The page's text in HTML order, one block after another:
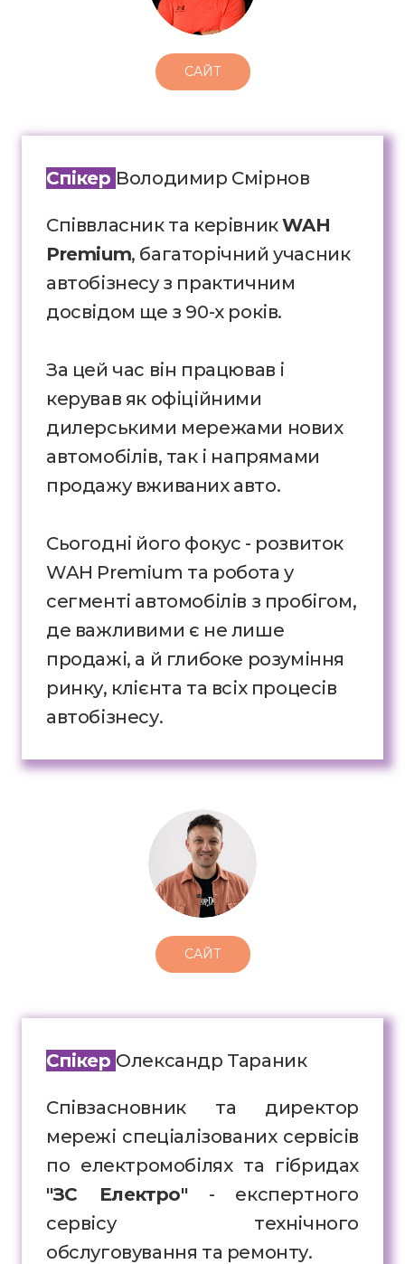
САЙТ
Спікер Володимир Смірнов
Cпіввласник та керівникWAH
Premium, багаторічний учасник
автобізнесу з практичним
досвідом ще з 90-х років.
За цей час він працював і
керував як офіційними
дилерськими мережами нових
автомобілів, так і напрямами
продажу вживаних авто.
Сьогодні його фокус - розвиток
WAH Premium та робота у
сегменті автомобілів з пробігом,
де важливими є не лише
продажі, а й глибоке розуміння
ринку, клієнта та всіх процесів
автобізнесу.
САЙТ
Спікер Олександр Тараник
Співзасновник та директор
мережі спеціалізованих сервісів
по електромобілях та гібридах
"ЗС Електро"- експертного
сервісу технічного
обслуговування та ремонту.